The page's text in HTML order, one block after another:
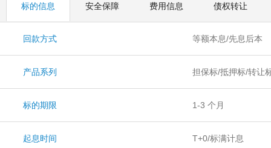
标的信息 安全保障 费用信息 债权转让
回款方式 等额本息/先息后本
产品系列 担保标/抵押标/转让
标的期限 1-3 个月
起息时间 T+0/标满计息